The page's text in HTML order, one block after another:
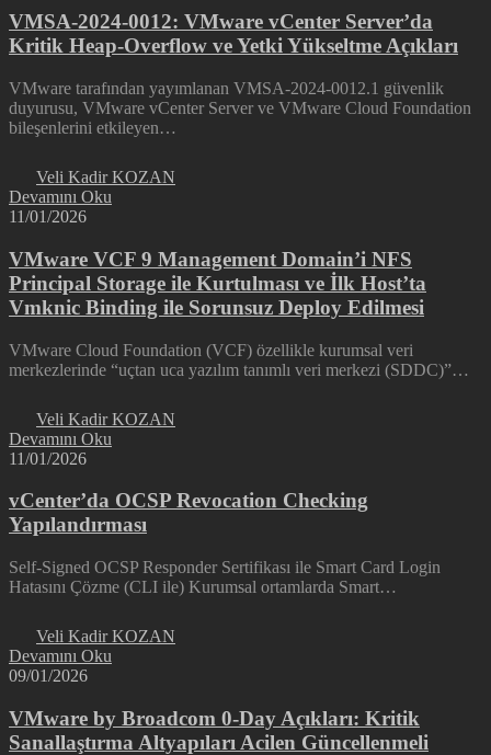
VMSA-2024-0012: VMware vCenter Server’da
Kritik Heap-Overflow ve Yetki Yükseltme Açıkları
VMware tarafından yayımlanan VMSA-2024-0012.1 güvenlik
duyurusu, VMware vCenter Server ve VMware Cloud Foundation
bileşenlerini etkileyen…
Veli Kadir KOZAN
Devamını Oku
11/01/2026
VMware VCF 9 Management Domain’i NFS
Principal Storage ile Kurtulması ve İlk Host’ta
Vmknic Binding ile Sorunsuz Deploy Edilmesi
VMware Cloud Foundation (VCF) özellikle kurumsal veri
merkezlerinde “uçtan uca yazılım tanımlı veri merkezi (SDDC)”…
Veli Kadir KOZAN
Devamını Oku
11/01/2026
vCenter’da OCSP Revocation Checking
Yapılandırması
Self-Signed OCSP Responder Sertifikası ile Smart Card Login
Hatasını Çözme (CLI ile) Kurumsal ortamlarda Smart…
Veli Kadir KOZAN
Devamını Oku
09/01/2026
VMware by Broadcom 0-Day Açıkları: Kritik
Sanallaştırma Altyapıları Acilen Güncellenmeli